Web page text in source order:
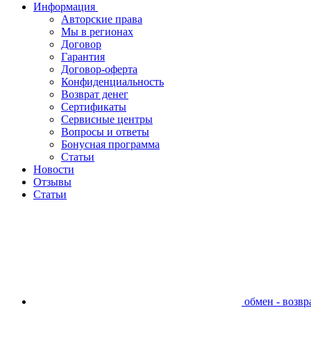
Информация
Авторские права
Мы в регионах
Договор
Гарантия
Договор-оферта
Конфиденциальность
Возврат денег
Сертификаты
Сервисные центры
Вопросы и ответы
Бонусная программа
Статьи
Новости
Отзывы
Статьи
обмен -